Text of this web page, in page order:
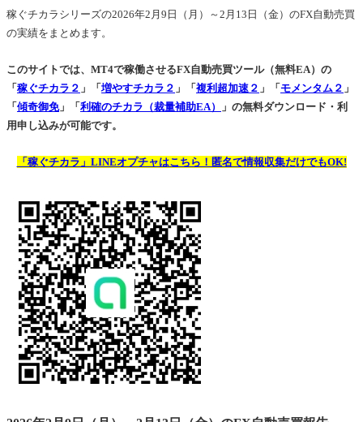
稼ぐチカラシリーズの2026年2月9日（月）～2月13日（金）のFX自動売買
の実績をまとめます。
このサイトでは、MT4で稼働させるFX自動売買ツール（無料EA）の
「 稼ぐチカラ２ 」「 増やすチカラ２ 」「 複利超加速２ 」「 モメンタム２ 」
「 傾奇御免」「 利確のチカラ（裁量補助EA） 」 の無料ダウンロード・利
用申し込みが可能です。
「稼ぐチカラ」LINEオプチャはこちら！匿名で情報収集だけでもOK!